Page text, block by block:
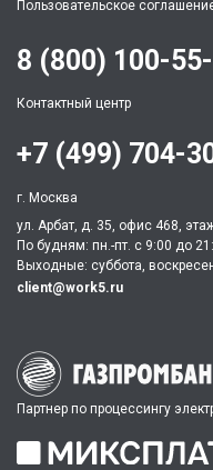
Пользовательское
Партнер по процессингу
8 (800) 100-
Контактный центр
+7 (499) 704-
г. Москва
ул. Арбат, д. 35, офис 468,
По будням: пн.-пт. c 9:00 до
Выходные: суббота,
client@work5.ru